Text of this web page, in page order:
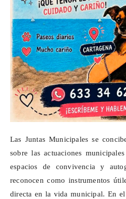
Las Juntas Municipales se
sobre las actuaciones
espacios de convivencia y
reconocen como instrumentos
directa en la vida municipal. En